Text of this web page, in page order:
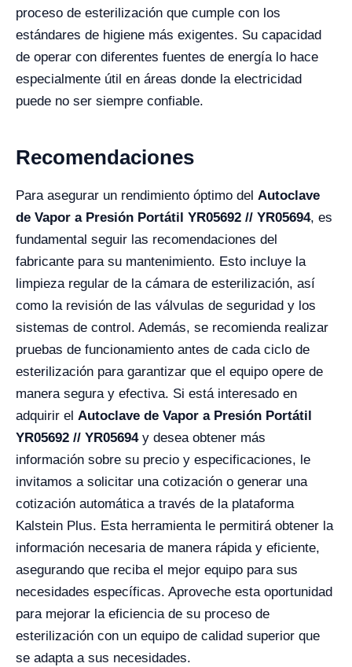
proceso de esterilización que cumple con los
estándares de higiene más exigentes. Su capacidad
de operar con diferentes fuentes de energía lo hace
especialmente útil en áreas donde la electricidad
puede no ser siempre confiable.
Recomendaciones
Para asegurar un rendimiento óptimo del Autoclave
de Vapor a Presión Portátil YR05692 // YR05694, es
fundamental seguir las recomendaciones del
fabricante para su mantenimiento. Esto incluye la
limpieza regular de la cámara de esterilización, así
como la revisión de las válvulas de seguridad y los
sistemas de control. Además, se recomienda realizar
pruebas de funcionamiento antes de cada ciclo de
esterilización para garantizar que el equipo opere de
manera segura y efectiva. Si está interesado en
adquirir el Autoclave de Vapor a Presión Portátil
YR05692 // YR05694y desea obtener más
información sobre su precio y especificaciones, le
invitamos a solicitar una cotización o generar una
cotización automática a través de la plataforma
Kalstein Plus. Esta herramienta le permitirá obtener la
información necesaria de manera rápida y eficiente,
asegurando que reciba el mejor equipo para sus
necesidades específicas. Aproveche esta oportunidad
para mejorar la eficiencia de su proceso de
esterilización con un equipo de calidad superior que
se adapta a sus necesidades.